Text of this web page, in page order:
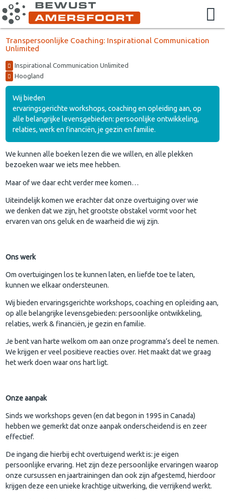
Transpersoonlijke Coaching: Inspirational Communication
Unlimited
Inspirational Communication Unlimited
Hoogland
Wij bieden
ervaringsgerichte workshops, coaching en opleiding aan, op
alle belangrijke levensgebieden: persoonlijke ontwikkeling,
relaties, werk en financiën, je gezin en familie.
We kunnen alle boeken lezen die we willen, en alle plekken
bezoeken waar we iets mee hebben.
Maar of we daar echt verder mee komen…
Uiteindelijk komen we erachter dat onze overtuiging over wie
we denken dat we zijn, het grootste obstakel vormt voor het
ervaren van ons geluk en de waarheid die wij zijn.
Ons werk
Om overtuigingen los te kunnen laten, en liefde toe te laten,
kunnen we elkaar ondersteunen.
Wij bieden ervaringsgerichte workshops, coaching en opleiding aan,
op alle belangrijke levensgebieden: persoonlijke ontwikkeling,
relaties, werk & financiën, je gezin en familie.
Je bent van harte welkom om aan onze programma’s deel te nemen.
We krijgen er veel positieve reacties over. Het maakt dat we graag
het werk doen waar ons hart ligt.
Onze aanpak
Sinds we workshops geven (en dat begon in 1995 in Canada)
hebben we gemerkt dat onze aanpak onderscheidend is en zeer
effectief.
De ingang die hierbij echt overtuigend werkt is: je eigen
persoonlijke ervaring. Het zijn deze persoonlijke ervaringen waarop
onze cursussen en jaartrainingen dan ook zijn afgestemd, hierdoor
krijgen deze een unieke krachtige uitwerking, die verrijkend werkt.